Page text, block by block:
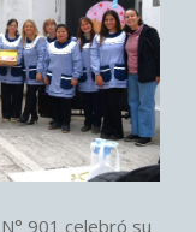
901 celebró su